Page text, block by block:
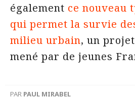
également ce nouveau
qui permet la survie
milieu urbain, un
mené par de jeunes
PAR PAUL MIRABEL